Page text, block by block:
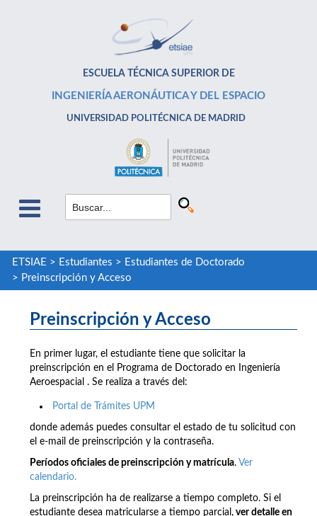
ESCUELA TÉCNICA SUPERIOR DE
INGENIERÍA AERONÁUTICA Y DEL ESPACIO
UNIVERSIDAD POLITÉCNICA DE MADRID
ETSIAE > Estudiantes > Estudiantes de Doctorado
> Preinscripción y Acceso
Preinscripción y Acceso
En primer lugar, el estudiante tiene que solicitar la
preinscripción en el Programa de Doctorado en Ingeniería
Aeroespacial . Se realiza a través del:
Portal de Trámites UPM
donde además puedes consultar el estado de tu solicitud con
el e-mail de preinscripción y la contraseña.
Períodos oficiales de preinscripción y matrícula. Ver
calendario.
La preinscripción ha de realizarse a tiempo completo. Si el
estudiante desea matricularse a tiempo parcial, ver detalle en